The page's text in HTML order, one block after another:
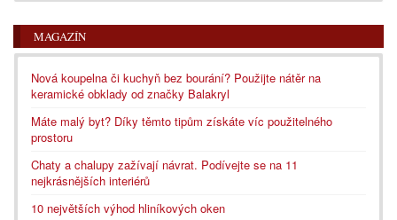
MAGAZÍN
Nová koupelna či kuchyň bez bourání? Použijte nátěr na
keramické obklady od značky Balakryl
Máte malý byt? Díky těmto tipům získáte víc použitelného
prostoru
Chaty a chalupy zažívají návrat. Podívejte se na 11
nejkrásnějších interiérů
10 největších výhod hliníkových oken